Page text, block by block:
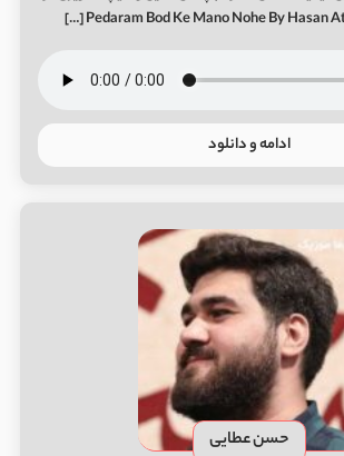
ادامه و دانلود
حسن عطایی